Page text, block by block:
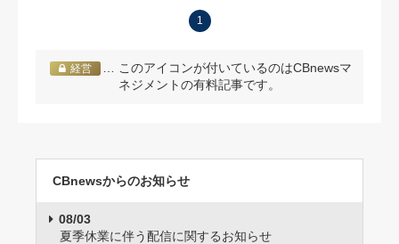
1
経営
… このアイコンが付いているのはCBnewsマ
ネジメントの有料記事です。
CBnewsからのお知らせ
08/03
夏季休業に伴う配信に関するお知らせ